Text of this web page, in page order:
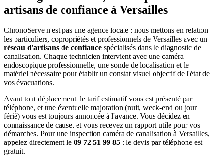
artisans de confiance à Versailles
ChronoServe n'est pas une agence locale : nous mettons en relation
les particuliers, copropriétés et professionnels de Versailles avec un
réseau d'artisans de confiance spécialisés dans le diagnostic de
canalisation. Chaque technicien intervient avec une caméra
endoscopique professionnelle, une sonde de localisation et le
matériel nécessaire pour établir un constat visuel objectif de l'état de
vos évacuations.
Avant tout déplacement, le tarif estimatif vous est présenté par
téléphone, et une éventuelle majoration (nuit, week-end ou jour
férié) vous est toujours annoncée à l'avance. Vous décidez en
connaissance de cause, et vous recevez un rapport utile pour vos
démarches. Pour une inspection caméra de canalisation à Versailles,
appelez directement le 09 72 51 99 85 : le devis par téléphone est
gratuit.